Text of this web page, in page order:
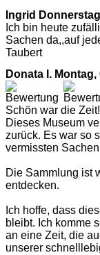
Ingrid
Ich bin heute
Sachen da,,auf
Taubert
Donata I. Montag,
Schön war die Zeit!
Dieses Museum
zurück. Es war so
vermissten
Die Sammlung ist
entdecken.
Ich hoffe, dass
bleibt. Ich komme
an eine Zeit, die
unserer